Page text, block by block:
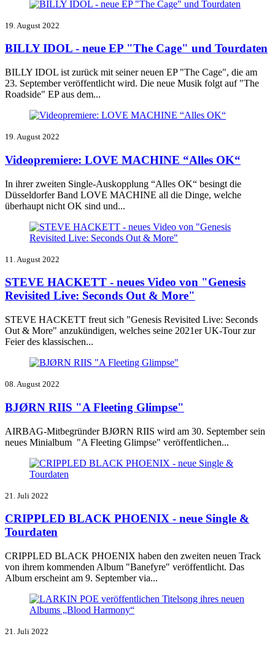
19. August 2022
BILLY IDOL - neue EP "The Cage" und Tourdaten
BILLY IDOL ist zurück mit seiner neuen EP "The Cage", die am
23. September veröffentlicht wird. Die neue Musik folgt auf "The
Roadside" EP aus dem...
19. August 2022
Videopremiere: LOVE MACHINE “Alles OK“
In ihrer zweiten Single-Auskopplung “Alles OK“ besingt die
Düsseldorfer Band LOVE MACHINE all die Dinge, welche
überhaupt nicht OK sind und...
11. August 2022
STEVE HACKETT - neues Video von "Genesis
Revisited Live: Seconds Out & More"
STEVE HACKETT freut sich "Genesis Revisited Live: Seconds
Out & More" anzukündigen, welches seine 2021er UK-Tour zur
Feier des klassischen...
08. August 2022
BJØRN RIIS "A Fleeting Glimpse"
AIRBAG-Mitbegründer BJØRN RIIS wird am 30. September sein
neues Minialbum "A Fleeting Glimpse" veröffentlichen...
21. Juli 2022
CRIPPLED BLACK PHOENIX - neue Single &
Tourdaten
CRIPPLED BLACK PHOENIX haben den zweiten neuen Track
von ihrem kommenden Album "Banefyre" veröffentlicht. Das
Album erscheint am 9. September via...
21. Juli 2022